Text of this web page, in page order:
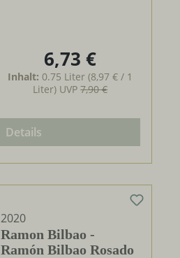
Regulärer Preis:
6,73 €
Inhalt: 0.75 Liter(8,97 € / 1
Liter) UVP7,90 €
Details
2020
Ramon Bilbao -
Ramón Bilbao Rosado